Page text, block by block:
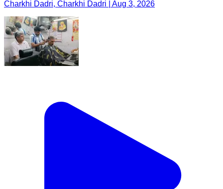
Charkhi Dadri, Charkhi Dadri | Aug 3, 2026